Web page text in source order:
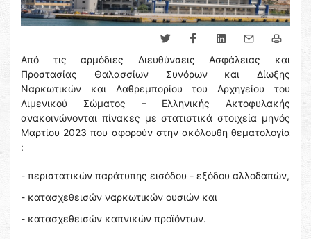
Από τις αρμόδιες Διευθύνσεις Ασφάλειας και
Προστασίας Θαλασσίων Συνόρων και Δίωξης
Ναρκωτικών και Λαθρεμπορίου του Αρχηγείου του
Λιμενικού Σώματος – Ελληνικής Ακτοφυλακής
ανακοινώνονται πίνακες με στατιστικά στοιχεία μηνός
Μαρτίου 2023 που αφορούν στην ακόλουθη θεματολογία
:
- περιστατικών παράτυπης εισόδου - εξόδου αλλοδαπών,
- κατασχεθεισών ναρκωτικών ουσιών και
- κατασχεθεισών καπνικών προϊόντων.